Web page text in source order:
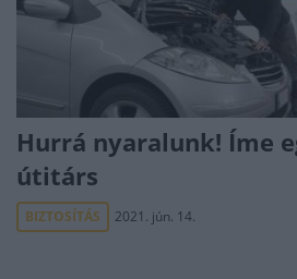
Hurrá nyaralunk! Íme
útitárs
BIZTOSÍTÁS 2021. jún. 14.